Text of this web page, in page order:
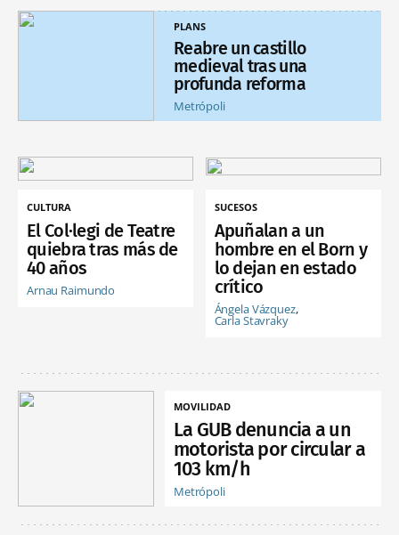
PLANS
Reabre un castillo
medieval tras una
profunda reforma
Metrópoli
CULTURA
El Col·legi de Teatre
quiebra tras más de
40 años
Arnau Raimundo
SUCESOS
Apuñalan a un
hombre en el Born y
lo dejan en estado
crítico
Ángela Vázquez
Carla Stavraky
MOVILIDAD
La GUB denuncia a un
motorista por circular a
103 km/h
Metrópoli